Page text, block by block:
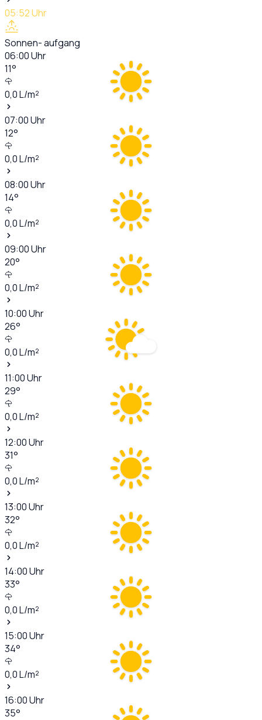
05:52Uhr
Sonnen- aufgang
06:00Uhr
11°
0,0L/m²
07:00Uhr
12°
0,0L/m²
08:00Uhr
14°
0,0L/m²
09:00Uhr
20°
0,0L/m²
10:00Uhr
26°
0,0L/m²
11:00Uhr
29°
0,0L/m²
12:00Uhr
31°
0,0L/m²
13:00Uhr
32°
0,0L/m²
14:00Uhr
33°
0,0L/m²
15:00Uhr
34°
0,0L/m²
16:00Uhr
35°